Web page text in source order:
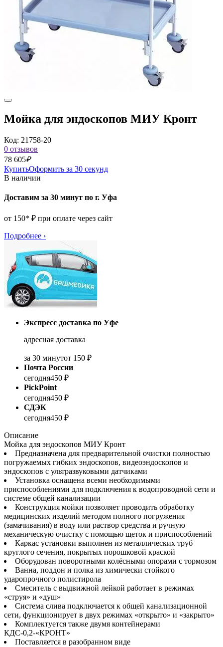
Мойка для эндоскопов МИУ Кронт
Код: 21758-20
0 отзывов
78 605₽
КупитьОформить за 30 секунд
В наличии
Доставим за 30 минут по г. Уфа
от 150* ₽ при оплате через сайт
Подробнее ›
Экспресс доставка по Уфе
адресная доставка
за 30 минутот 150 ₽
Почта России
сегодня450 ₽
PickPoint
сегодня450 ₽
СДЭК
сегодня450 ₽
Описание
Мойка для эндоскопов МИУ Кронт
Предназначена для предварительной очистки полностью
погружаемых гибких эндоскопов, видеоэндоскопов и
эндоскопов с ультразвуковыми датчиками
Установка оснащена всеми необходимыми
приспособлениями для подключения к водопроводной сети и
системе общей канализации
Конструкция мойки позволяет проводить обработку
медицинских изделий методом полного погружения
(замачивания) в воду или раствор средства и ручную
механическую очистку с помощью щеток и приспособлений
Каркас установки выполнен из металлических труб
круглого сечения, покрытых порошковой краской
Оборудован поворотными колёсными опорами с тормозом
Ванна, поддон и полка из химически стойкого
ударопрочного полистирола
Смеситель с выдвижной лейкой работает в режимах
«струя» и «душ»
Система слива подключается к общей канализационной
сети, функционирует в двух режимах «открыто» и «закрыто»
Комплектуется также двумя контейнерами
КДС-0,2-«КРОНТ»
Поставляется в разобранном виде